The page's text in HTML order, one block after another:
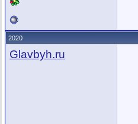
2020
Glavbyh.ru